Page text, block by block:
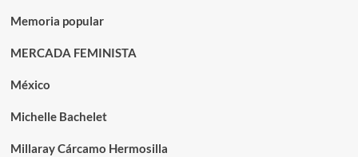
Memoria popular
MERCADA FEMINISTA
México
Michelle Bachelet
Millaray Cárcamo Hermosilla